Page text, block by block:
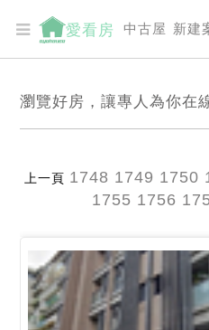
愛看房 中古屋 新建
瀏覽好房，讓專人為你在
上一頁 1748 1749 1750
1755 1756